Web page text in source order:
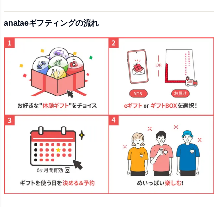
anataeギフティングの流れ